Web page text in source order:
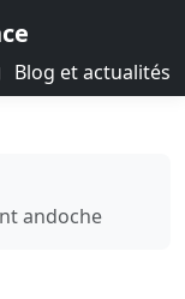
Blog et actualités
andoche